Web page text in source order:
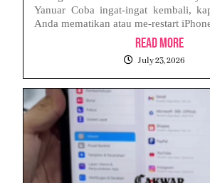
Yanuar Coba ingat-ingat kembali,
Anda mematikan atau me-restart
Read More
July 23, 2026